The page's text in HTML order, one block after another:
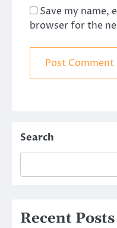
Save my name,
browser for the
Search
Recent Posts